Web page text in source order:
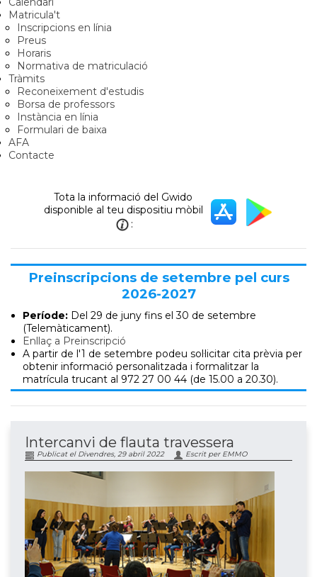
Matricula't
Inscripcions en línia
Preus
Horaris
Normativa de matriculació
Tràmits
Reconeixement d'estudis
Borsa de professors
Instància en línia
Formulari de baixa
AFA
Contacte
Tota la informació del Gwido
disponible al teu dispositiu mòbil
:
Preinscripcions de setembre pel curs
2026-2027
Període: Del 29 de juny fins el 30 de setembre
(Telemàticament).
Enllaç a Preinscripció
A partir de l'1 de setembre podeu sol·licitar cita prèvia per
obtenir informació personalitzada i formalitzar la
matrícula trucant al 972 27 00 44 (de 15.00 a 20.30).
Intercanvi de flauta travessera
Publicat el Divendres, 29 abril 2022 Escrit per EMMO